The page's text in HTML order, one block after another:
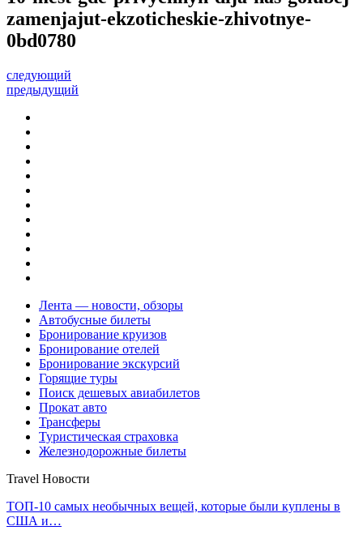
zamenjajut-ekzoticheskie-zhivotnye-
0bd0780
следующий
предыдущий
Лента — новости, обзоры
Автобусные билеты
Бронирование круизов
Бронирование отелей
Бронирование экскурсий
Горящие туры
Поиск дешевых авиабилетов
Прокат авто
Трансферы
Туристическая страховка
Железнодорожные билеты
Travel Новости
ТОП-10 самых необычных вещей, которые были куплены в
США и…